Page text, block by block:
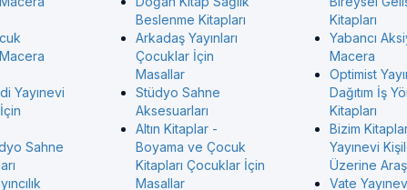
Yayınevi
Sahne
Beslenme Kitapları
Arkadaş Yayınları
Çocuklar İçin
Masallar
Stüdyo Sahne
Aksesuarları
Altın Kitaplar -
Boyama ve Çocuk
Kitapları Çocuklar İçin
Masallar
Kitapları
Yabancı
Macera
Optimist
Dağıtım İş
Kitapları
Bizim
Yayınevi
Üzerine
Vate